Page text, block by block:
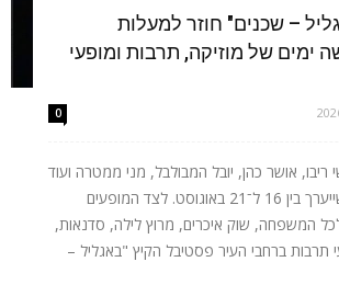
– שכנים" חוזר למעלות
ימים של מוזיקה, תרבות ומופעי
0
ריבו, אושר כהן, יובל המבולבל, מני ממטרה ועוד
יופיעו בפסטיבל שייערך בין 16 ל־21 באוגוסט. לצד המופעים
לכל המשפחה, שוק איכרים, מרוץ לילה, סדנאות,
תרבות ברחבי העיר פסטיבל הקיץ "באגליל –